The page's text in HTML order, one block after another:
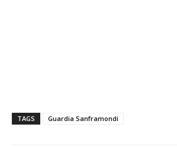
TAGS Guardia Sanframondi